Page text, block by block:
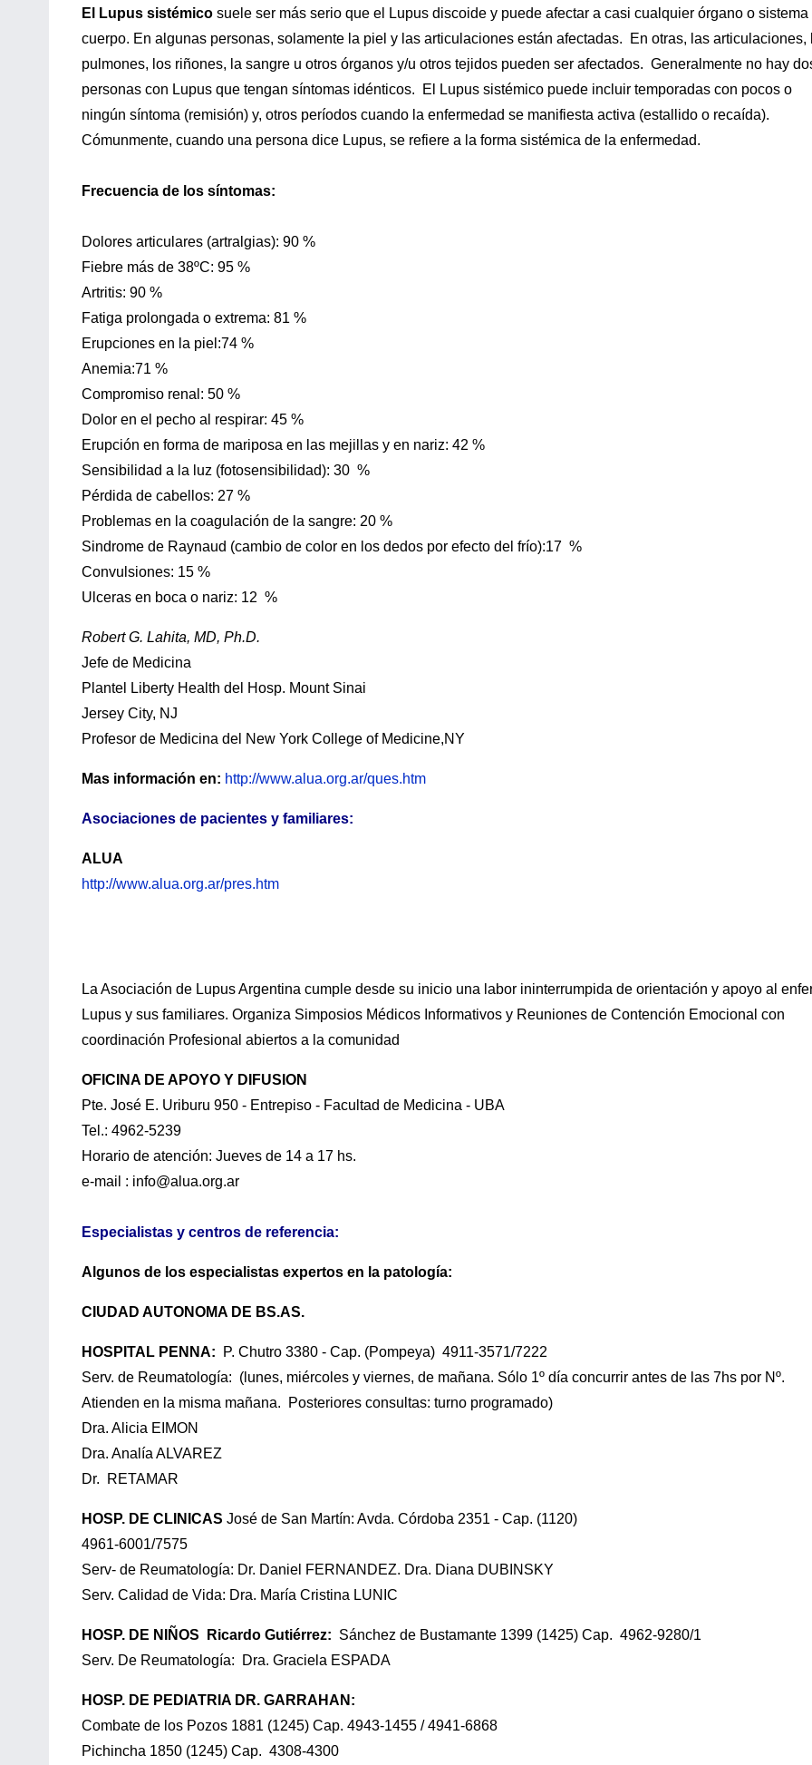
El Lupus sistémico suele ser más serio que el Lupus discoide y puede afectar a casi cualquier órgano o sistema
cuerpo. En algunas personas, solamente la piel y las articulaciones están afectadas. En otras, las articulaciones,
pulmones, los riñones, la sangre u otros órganos y/u otros tejidos pueden ser afectados. Generalmente no hay
personas con Lupus que tengan síntomas idénticos. El Lupus sistémico puede incluir temporadas con pocos o
ningún síntoma (remisión) y, otros períodos cuando la enfermedad se manifiesta activa (estallido o recaída).
Cómunmente, cuando una persona dice Lupus, se refiere a la forma sistémica de la enfermedad.
Frecuencia de los síntomas:
Dolores articulares (artralgias): 90 %
Fiebre más de 38ºC: 95 %
Artritis: 90 %
Fatiga prolongada o extrema: 81 %
Erupciones en la piel:74 %
Anemia:71 %
Compromiso renal: 50 %
Dolor en el pecho al respirar: 45 %
Erupción en forma de mariposa en las mejillas y en nariz: 42 %
Sensibilidad a la luz (fotosensibilidad): 30 %
Pérdida de cabellos: 27 %
Problemas en la coagulación de la sangre: 20 %
Sindrome de Raynaud (cambio de color en los dedos por efecto del frío):17 %
Convulsiones: 15 %
Ulceras en boca o nariz: 12 %
Robert G. Lahita, MD, Ph.D.
Jefe de Medicina
Plantel Liberty Health del Hosp. Mount Sinai
Jersey City, NJ
Profesor de Medicina del New York College of Medicine,NY
Mas información en: http://www.alua.org.ar/ques.htm
Asociaciones de pacientes y familiares:
ALUA
http://www.alua.org.ar/pres.htm
La Asociación de Lupus Argentina cumple desde su inicio una labor ininterrumpida de orientación y apoyo al
Lupus y sus familiares. Organiza Simposios Médicos Informativos y Reuniones de Contención Emocional con
coordinación Profesional abiertos a la comunidad
OFICINA DE APOYO Y DIFUSION
Pte. José E. Uriburu 950 - Entrepiso - Facultad de Medicina - UBA
Tel.: 4962-5239
Horario de atención: Jueves de 14 a 17 hs.
e-mail : info@alua.org.ar
Especialistas y centros de referencia:
Algunos de los especialistas expertos en la patología:
CIUDAD AUTONOMA DE BS.AS.
HOSPITAL PENNA: P. Chutro 3380 - Cap. (Pompeya) 4911-3571/7222
Serv. de Reumatología: (lunes, miércoles y viernes, de mañana. Sólo 1º día concurrir antes de las 7hs por Nº.
Atienden en la misma mañana. Posteriores consultas: turno programado)
Dra. Alicia EIMON
Dra. Analía ALVAREZ
Dr. RETAMAR
HOSP. DE CLINICAS José de San Martín: Avda. Córdoba 2351 - Cap. (1120)
4961-6001/7575
Serv- de Reumatología: Dr. Daniel FERNANDEZ. Dra. Diana DUBINSKY
Serv. Calidad de Vida: Dra. María Cristina LUNIC
HOSP. DE NIÑOS Ricardo Gutiérrez: Sánchez de Bustamante 1399 (1425) Cap. 4962-9280/1
Serv. De Reumatología: Dra. Graciela ESPADA
HOSP. DE PEDIATRIA DR. GARRAHAN:
Combate de los Pozos 1881 (1245) Cap. 4943-1455 / 4941-6868
Pichincha 1850 (1245) Cap. 4308-4300